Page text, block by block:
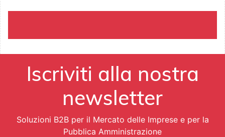
Iscriviti alla nostra
newsletter
Soluzioni B2B per il Mercato delle Imprese e per la
Pubblica Amministrazione